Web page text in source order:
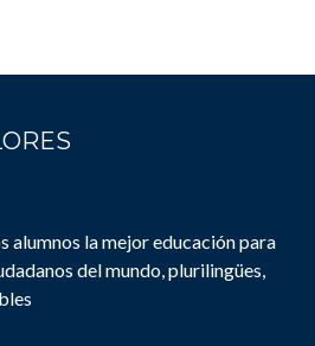
alumnos la mejor educación para
del mundo, plurilingües,